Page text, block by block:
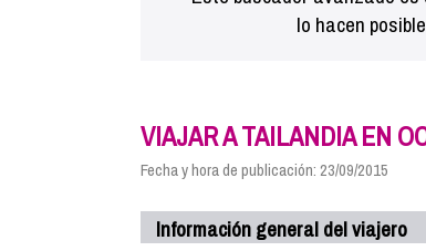
lo hacen
VIAJAR A TAILANDIA EN
Fecha y hora de publicación: 23/09/2015
Información general del viajero